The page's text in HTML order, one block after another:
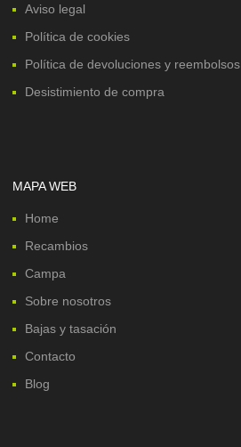
Aviso legal
Política de cookies
Política de devoluciones y reembolsos
Desistimiento de compra
MAPA WEB
Home
Recambios
Campa
Sobre nosotros
Bajas y tasación
Contacto
Blog